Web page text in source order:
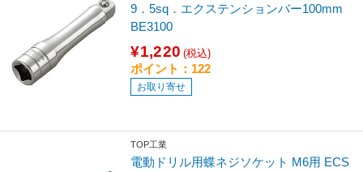
9．5sq．エクステンションバー100mm
BE3100
¥1,220 (税込)
ポイント：122
お取り寄せ
TOP工業
電動ドリル用蝶ネジソケット M6用 ECS